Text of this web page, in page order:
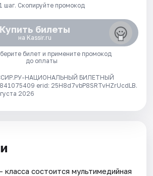
шаг. Скопируйте промокод
Купить билеты
на Kassir.ru
билет и примените промокод
до оплаты
НАЦИОНАЛЬНЫЙ БИЛЕТНЫЙ
erid: 25H8d7vbP8SRTvHZrUcdLB.
2026
класса состоится мультимедийная